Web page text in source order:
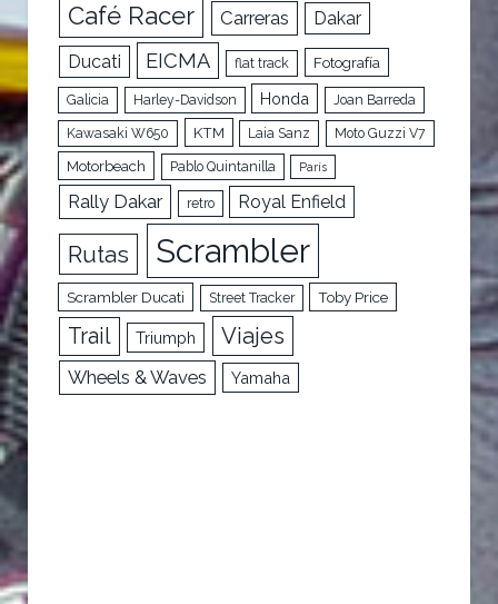
Café Racer Carreras Dakar
Ducati EICMA flat track Fotografía
Galicia Harley-Davidson Honda Joan Barreda
Kawasaki W650 KTM Laia Sanz Moto Guzzi V7
Motorbeach Pablo Quintanilla París
Rally Dakar retro Royal Enfield
Rutas Scrambler
Scrambler Ducati Street Tracker Toby Price
Trail Triumph Viajes
Wheels & Waves Yamaha